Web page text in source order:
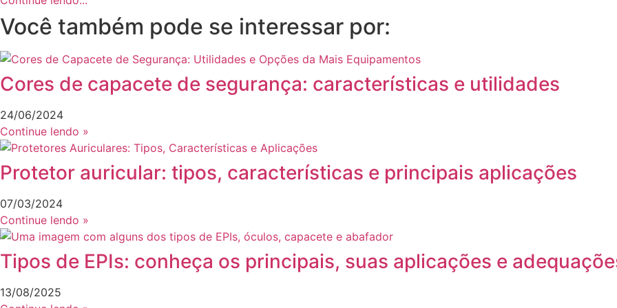
Você também pode se interessar por:
Cores de capacete de segurança: características e utilidades
24/06/2024
Continue lendo »
Protetor auricular: tipos, características e principais aplicações
07/03/2024
Continue lendo »
Tipos de EPIs: conheça os principais, suas aplicações e
13/08/2025